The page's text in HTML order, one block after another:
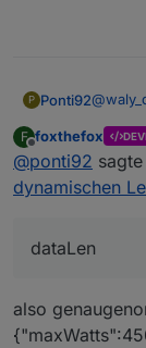
P Ponti92@
Wenn
das
F
Offline
foxthefox
@ponti92
dynamischen
dataLen
also